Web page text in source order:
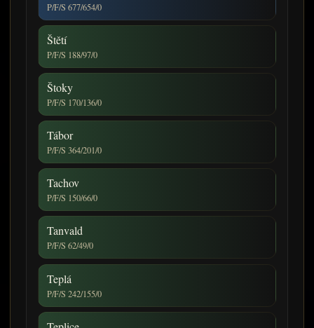
P/F/S 677/654/0
Štětí
P/F/S 188/97/0
Štoky
P/F/S 170/136/0
Tábor
P/F/S 364/201/0
Tachov
P/F/S 150/66/0
Tanvald
P/F/S 62/49/0
Teplá
P/F/S 242/155/0